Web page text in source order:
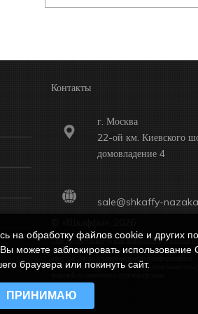
на обработку файлов cookie и других
. Вы можете заблокировать
браузера или покинуть сайт.
ПРИНИМАЮ
Контакты
г. Москва
22-ой км. Киевского
домовладение 4
sale@shkaffy-
Сайт предоставляет только информацию и никакая из
размещенной на нем информации не считается
комплектации, ценах и других характеристиках